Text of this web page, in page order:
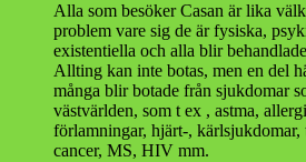
Alla som besöker Casan är lika
problem vare sig de är fysiska,
existentiella och alla blir
Allting kan inte botas, men en del
många blir botade från sjukdomar
västvärlden, som t ex , astma,
förlamningar, hjärt-, kärlsjukdomar,
cancer, MS, HIV mm.